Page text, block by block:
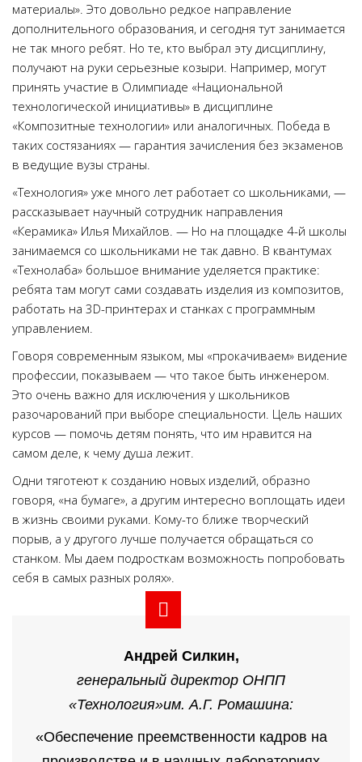
материалы». Это довольно редкое направление
дополнительного образования, и сегодня тут занимается
не так много ребят. Но те, кто выбрал эту дисциплину,
получают на руки серьезные козыри. Например, могут
принять участие в Олимпиаде «Национальной
технологической инициативы» в дисциплине
«Композитные технологии» или аналогичных. Победа в
таких состязаниях — гарантия зачисления без экзаменов
в ведущие вузы страны.
«Технология» уже много лет работает со школьниками, —
рассказывает научный сотрудник направления
«Керамика» Илья Михайлов. — Но на площадке 4-й школы
занимаемся со школьниками не так давно. В квантумах
«Технолаба» большое внимание уделяется практике:
ребята там могут сами создавать изделия из композитов,
работать на 3D-принтерах и станках с программным
управлением.
Говоря современным языком, мы «прокачиваем» видение
профессии, показываем — что такое быть инженером.
Это очень важно для исключения у школьников
разочарований при выборе специальности. Цель наших
курсов — помочь детям понять, что им нравится на
самом деле, к чему душа лежит.
Одни тяготеют к созданию новых изделий, образно
говоря, «на бумаге», а другим интересно воплощать идеи
в жизнь своими руками. Кому-то ближе творческий
порыв, а у другого лучше получается обращаться со
станком. Мы даем подросткам возможность попробовать
себя в самых разных ролях».
Андрей Силкин,
генеральный директор ОНПП
«Технология»им. А.Г. Ромашина:
«Обеспечение преемственности кадров на